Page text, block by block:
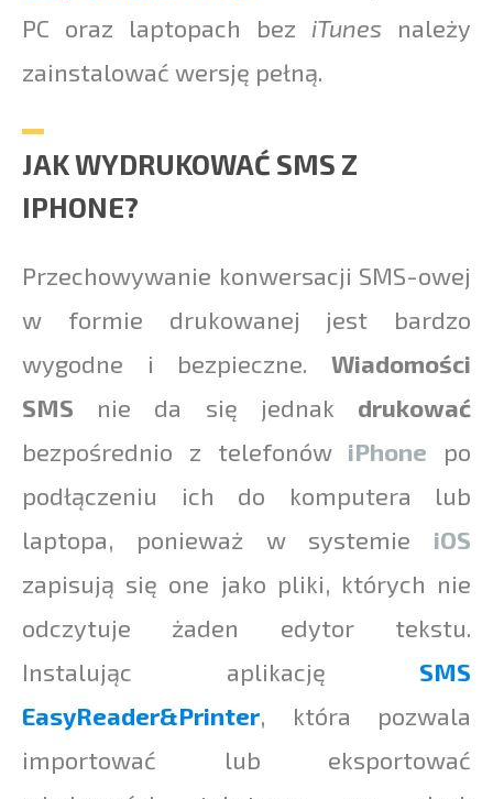
PC oraz laptopach bez iTunes należy
zainstalować wersję pełną.
JAK WYDRUKOWAĆ SMS Z
IPHONE?
Przechowywanie konwersacji SMS-owej
w formie drukowanej jest bardzo
wygodne i bezpieczne. Wiadomości
SMS nie da się jednak drukować
bezpośrednio z telefonów iPhone po
podłączeniu ich do komputera lub
laptopa, ponieważ w systemie iOS
zapisują się one jako pliki, których nie
odczytuje żaden edytor tekstu.
Instalując aplikację SMS
EasyReader&Printer, która pozwala
importować lub eksportować